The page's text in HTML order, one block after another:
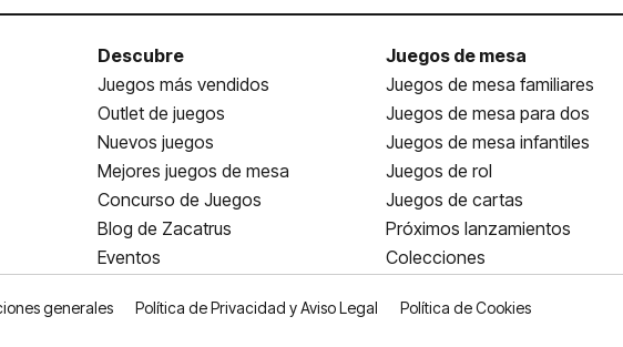
Descubre
Juegos más vendidos
Outlet de juegos
Nuevos juegos
Mejores juegos de mesa
Concurso de Juegos
Blog de Zacatrus
Eventos
Juegos de mesa
Juegos de mesa familiares
Juegos de mesa para dos
Juegos de mesa infantiles
Juegos de rol
Juegos de cartas
Próximos lanzamientos
Colecciones
generales Política de Privacidad y Aviso Legal Política de Cookies